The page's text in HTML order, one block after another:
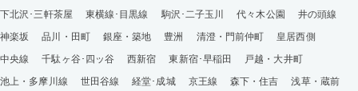
下北沢･三軒茶屋
東横線･目黒線 駒沢･二子玉川 代々木公園
井の頭線
神楽坂
品川・田町 銀座・築地 豊洲 清澄・門前仲町
皇居西側
中央線
千駄ヶ谷･四ッ谷 西新宿 東新宿･早稲田
戸越・大井町
池上・多摩川線
世田谷線 経堂･成城 京王線 森下・住吉
浅草・蔵前